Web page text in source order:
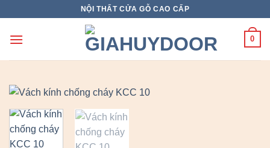
content
NỘI THẤT CỬA GỖ CAO CẤP
0